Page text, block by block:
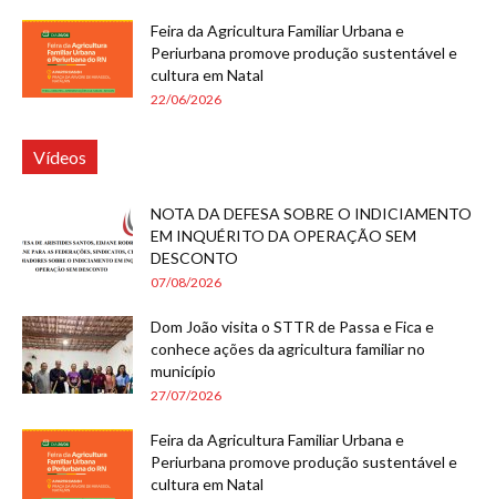
Feira da Agricultura Familiar Urbana e
Periurbana promove produção sustentável e
cultura em Natal
22/06/2026
Vídeos
NOTA DA DEFESA SOBRE O INDICIAMENTO
EM INQUÉRITO DA OPERAÇÃO SEM
DESCONTO
07/08/2026
Dom João visita o STTR de Passa e Fica e
conhece ações da agricultura familiar no
município
27/07/2026
Feira da Agricultura Familiar Urbana e
Periurbana promove produção sustentável e
cultura em Natal